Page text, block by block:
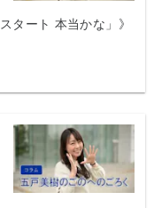
タート 本当かな」》